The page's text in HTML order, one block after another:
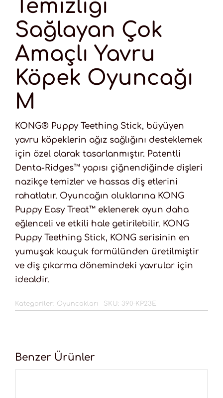
Temizliği
Sağlayan Çok
Amaçlı Yavru
Köpek Oyuncağı
M
KONG® Puppy Teething Stick, büyüyen
yavru köpeklerin ağız sağlığını desteklemek
için özel olarak tasarlanmıştır. Patentli
Denta-Ridges™ yapısı çiğnendiğinde dişleri
nazikçe temizler ve hassas diş etlerini
rahatlatır. Oyuncağın oluklarına KONG
Puppy Easy Treat™ eklenerek oyun daha
eğlenceli ve etkili hale getirilebilir. KONG
Puppy Teething Stick, KONG serisinin en
yumuşak kauçuk formülünden üretilmiştir
ve diş çıkarma dönemindeki yavrular için
idealdir.
Kategoriler: Oyuncakları SKU: 390-KP23E
Benzer Ürünler